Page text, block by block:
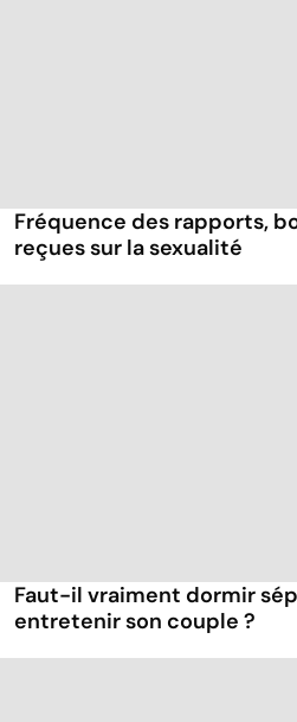
Fréquence des rapports,
reçues sur la sexualité
Faut-il vraiment dormir
entretenir son couple ?